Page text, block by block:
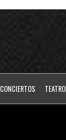
CONCIERTOS TEATRO